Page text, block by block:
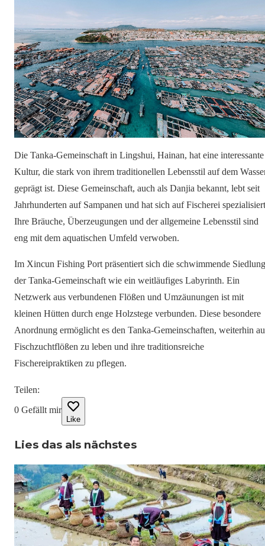
Die Tanka-Gemeinschaft in Lingshui, Hainan, hat eine interessante
Kultur, die stark von ihrem traditionellen Lebensstil auf dem
geprägt ist. Diese Gemeinschaft, auch als Danjia bekannt, lebt seit
Jahrhunderten auf Sampanen und hat sich auf Fischerei
Ihre Bräuche, Überzeugungen und der allgemeine Lebensstil sind
eng mit dem aquatischen Umfeld verwoben.
Im Xincun Fishing Port präsentiert sich die schwimmende Siedlung
der Tanka-Gemeinschaft wie ein weitläufiges Labyrinth. Ein
Netzwerk aus verbundenen Flößen und Umzäunungen ist mit
kleinen Hütten durch enge Holzstege verbunden. Diese besondere
Anordnung ermöglicht es den Tanka-Gemeinschaften, weiterhin
Fischzuchtflößen zu leben und ihre traditionsreiche
Fischereipraktiken zu pflegen.
Teilen:
0 Gefällt mir
Like
Lies das als nächstes